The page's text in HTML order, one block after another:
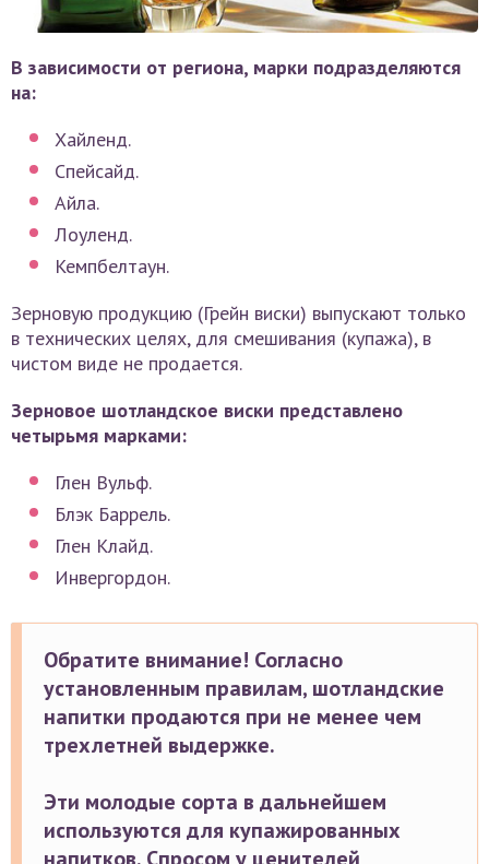
В зависимости от региона, марки подразделяются
на:
Хайленд.
Спейсайд.
Айла.
Лоуленд.
Кемпбелтаун.
Зерновую продукцию (Грейн виски) выпускают только
в технических целях, для смешивания (купажа), в
чистом виде не продается.
Зерновое шотландское виски представлено
четырьмя марками:
Глен Вульф.
Блэк Баррель.
Глен Клайд.
Инвергордон.
Обратите внимание! Согласно
установленным правилам, шотландские
напитки продаются при не менее чем
трехлетней выдержке.
Эти молодые сорта в дальнейшем
используются для купажированных